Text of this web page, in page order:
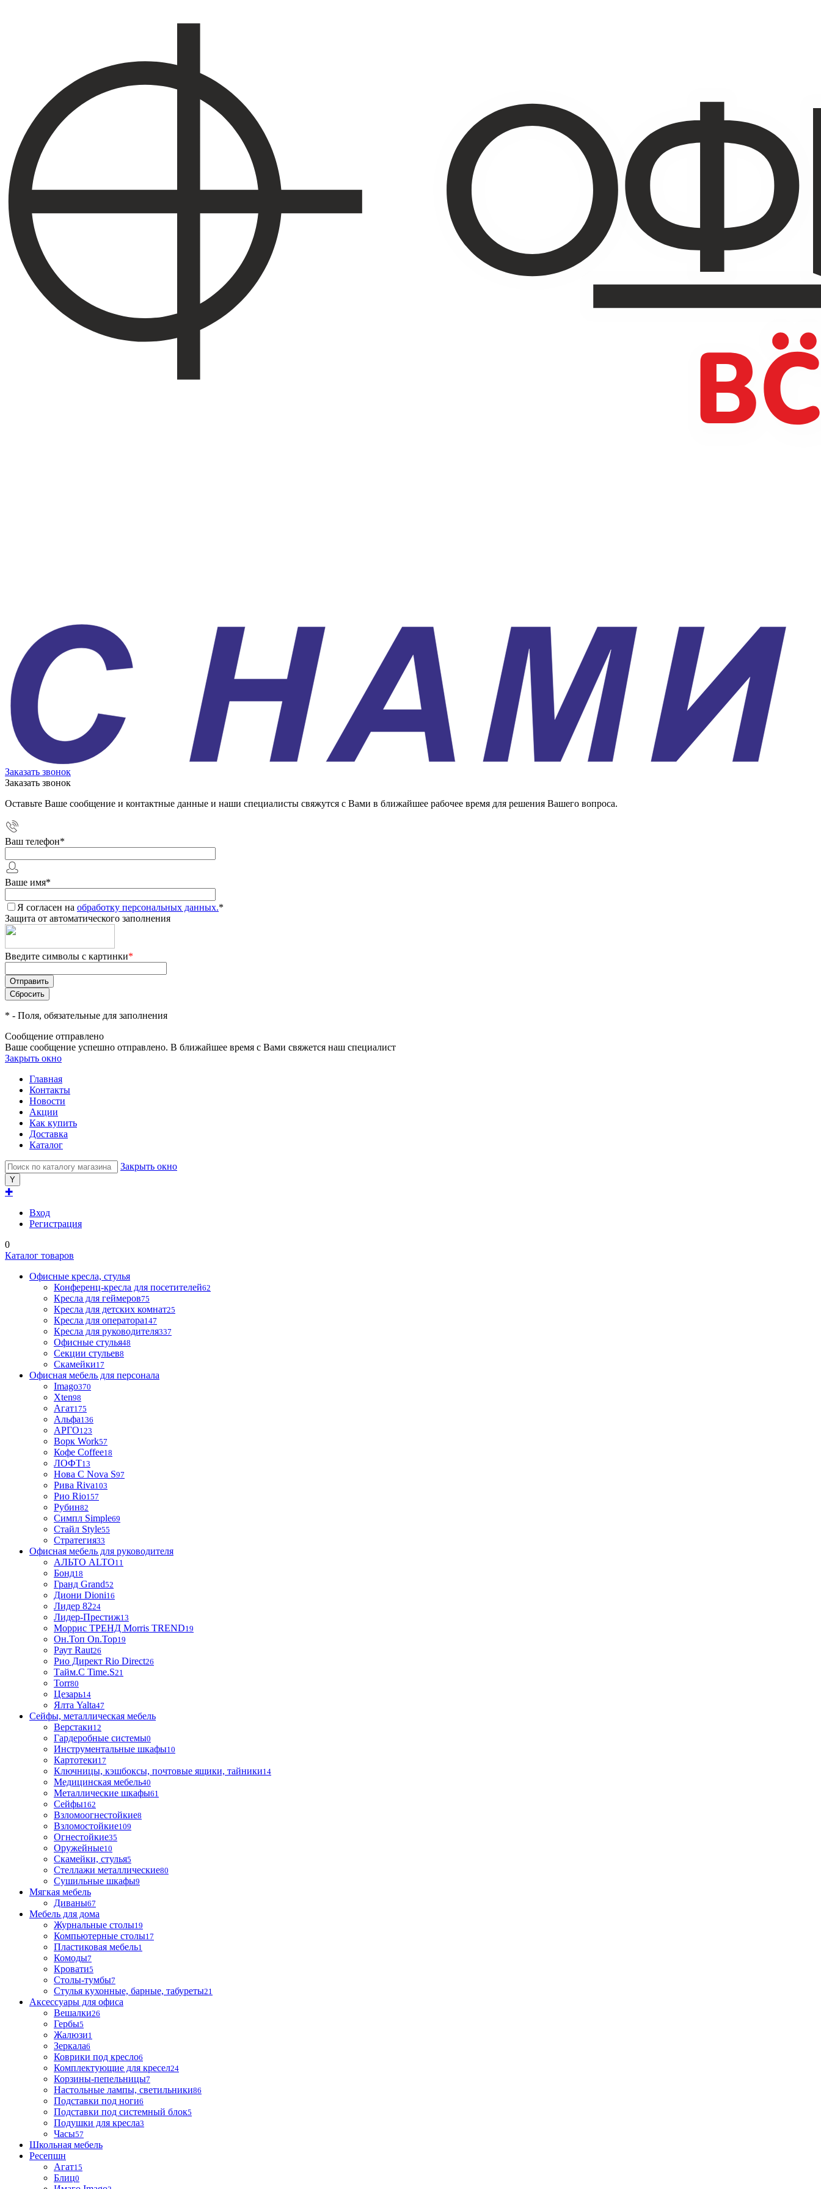
Заказать звонок
Заказать звонок
Оставьте Ваше сообщение и контактные данные и наши специалисты свяжутся с Вами в ближайшее рабочее время для решения Вашего вопроса.
Ваш телефон*
Ваше имя*
Я согласен на обработку персональных данных.*
Защита от автоматического заполнения
Введите символы с картинки*
* - Поля, обязательные для заполнения
Сообщение отправлено
Ваше сообщение успешно отправлено. В ближайшее время с Вами свяжется наш специалист
Закрыть окно
Главная
Контакты
Новости
Акции
Как купить
Доставка
Каталог
Закрыть окно
✚
Вход
Регистрация
0
Каталог товаров
Офисные кресла, стулья
Конференц-кресла для посетителей62
Кресла для геймеров75
Кресла для детских комнат25
Кресла для оператора147
Кресла для руководителя337
Офисные стулья48
Секции стульев8
Скамейки17
Офисная мебель для персонала
Imago370
Xten98
Агат175
Альфа136
АРГО123
Ворк Work57
Кофе Coffee18
ЛОФТ13
Нова С Nova S97
Рива Riva103
Рио Rio157
Рубин82
Симпл Simple69
Стайл Style55
Стратегия33
Офисная мебель для руководителя
АЛЬТО ALTO11
Бонд18
Гранд Grand52
Диони Dioni16
Лидер 8224
Лидер-Престиж13
Моррис ТРЕНД Morris TREND19
Он.Топ On.Top19
Раут Raut26
Рио Директ Rio Direct26
Тайм.С Time.S21
Torr80
Цезарь14
Ялта Yalta47
Сейфы, металлическая мебель
Верстаки12
Гардеробные системы0
Инструментальные шкафы10
Картотеки17
Ключницы, кэшбоксы, почтовые ящики, тайники14
Медицинская мебель40
Металлические шкафы61
Сейфы162
Взломоогнестойкие8
Взломостойкие109
Огнестойкие35
Оружейные10
Скамейки, стулья5
Стеллажи металлические80
Сушильные шкафы9
Мягкая мебель
Диваны67
Мебель для дома
Журнальные столы19
Компьютерные столы17
Пластиковая мебель1
Комоды7
Кровати5
Столы-тумбы7
Стулья кухонные, барные, табуреты21
Аксессуары для офиса
Вешалки26
Гербы5
Жалюзи1
Зеркала6
Коврики под кресло6
Комплектующие для кресел24
Корзины-пепельницы7
Настольные лампы, светильники86
Подставки под ноги6
Подставки под системный блок5
Подушки для кресла3
Часы57
Школьная мебель
Ресепшн
Агат15
Блиц0